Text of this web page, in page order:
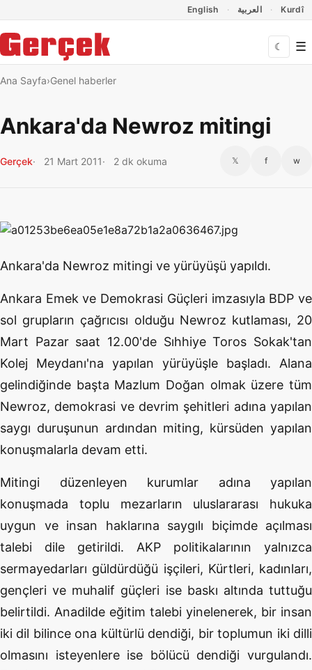
English العربية Kurdî
☾ ☰
Ana Sayfa Genel haberler
Ankara'da Newroz mitingi
Gerçek 21 Mart 2011 2 dk okuma 𝕏 f w
Ankara'da Newroz mitingi ve yürüyüşü yapıldı.
Ankara Emek ve Demokrasi Güçleri imzasıyla BDP ve
sol grupların çağrıcısı olduğu Newroz kutlaması, 20
Mart Pazar saat 12.00'de Sıhhiye Toros Sokak'tan
Kolej Meydanı'na yapılan yürüyüşle başladı. Alana
gelindiğinde başta Mazlum Doğan olmak üzere tüm
Newroz, demokrasi ve devrim şehitleri adına yapılan
saygı duruşunun ardından miting, kürsüden yapılan
konuşmalarla devam etti.
Mitingi düzenleyen kurumlar adına yapılan
konuşmada toplu mezarların uluslararası hukuka
uygun ve insan haklarına saygılı biçimde açılması
talebi dile getirildi. AKP politikalarının yalnızca
sermayedarları güldürdüğü işçileri, Kürtleri, kadınları,
gençleri ve muhalif güçleri ise baskı altında tuttuğu
belirtildi. Anadilde eğitim talebi yinelenerek, bir insan
iki dil bilince ona kültürlü dendiği, bir toplumun iki dilli
olmasını isteyenlere ise bölücü dendiği vurgulandı.